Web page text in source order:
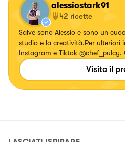
alessiostark91
42 ricette
Salve sono Alessio e sono un
studio e la creatività.Per ulteriori
Instagram e Tiktok
🧑‍🍳 https://bit.ly/34BQApp
Visita il